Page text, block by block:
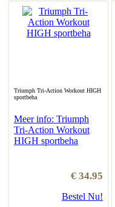
Triumph Tri-Action Workout HIGH
sportbeha
Meer info: Triumph
Tri-Action Workout
HIGH sportbeha
€ 34.95
Bestel Nu!